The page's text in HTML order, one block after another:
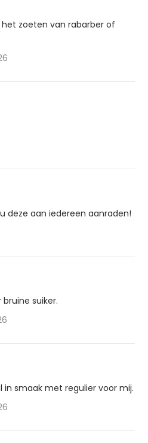
zoeten van rabarber of
deze aan iedereen aanraden!
suiker.
in smaak met regulier voor mij.